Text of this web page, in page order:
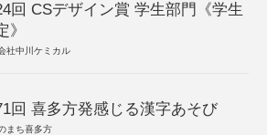
回 CSデザイン賞 学生部門《学生
》
社中川ケミカル
回 喜多方発感じる漢字あそび
まち喜多方